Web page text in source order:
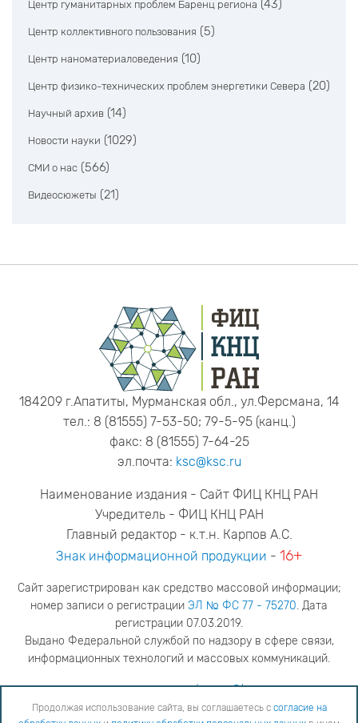
Центр гуманитарных проблем Баренц региона (43)
Центр коллективного пользования (5)
Центр наноматериаловедения (10)
Центр физико-технических проблем энергетики Севера (20)
Научный архив (14)
Новости науки (1029)
СМИ о нас (566)
Видеосюжеты (21)
184209 г.Апатиты, Мурманская обл., ул.Ферсмана, 14
тел.: 8 (81555) 7-53-50; 79-5-95 (канц.)
факс: 8 (81555) 7-64-25
эл.почта: ksc@ksc.ru
Наименование издания - Сайт ФИЦ КНЦ РАН
Учредитель - ФИЦ КНЦ РАН
Главный редактор - к.т.н. Карпов А.С.
Знак информационной продукции - 16+
Сайт зарегистрирован как средство массовой информации;
номер записи о регистрации ЭЛ № ФС 77 - 75270. Дата
регистрации 07.03.2019.
Выдано Федеральной службой по надзору в сфере связи,
информационных технологий и массовых коммуникаций.
адрес редакцииya.stogova@ksc.ru
телефон редакции81555-79-516
Продолжая использование сайта, вы соглашаетесь с согласие на